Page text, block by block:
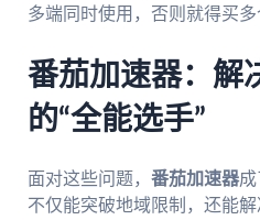
多端同时使用，否则就得买多
番茄加速器：解
的“全能选手”
面对这些问题， 番茄加速器成
不仅能突破地域限制，还能